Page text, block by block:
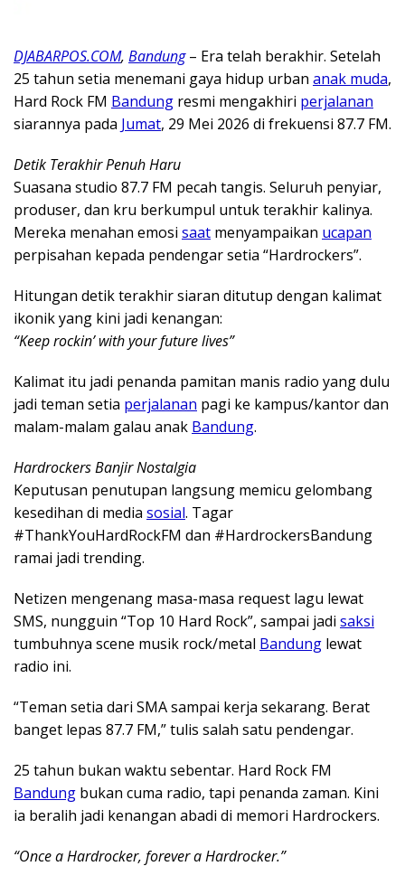
DJABARPOS.COM, Bandung– Era telah berakhir. Setelah
25 tahun setia menemani gaya hidup urban anak muda,
Hard Rock FM Bandung resmi mengakhiri perjalanan
siarannya pada Jumat, 29 Mei 2026 di frekuensi 87.7 FM.
Detik Terakhir Penuh Haru
Suasana studio 87.7 FM pecah tangis. Seluruh penyiar,
produser, dan kru berkumpul untuk terakhir kalinya.
Mereka menahan emosi saat menyampaikan ucapan
perpisahan kepada pendengar setia “Hardrockers”.
Hitungan detik terakhir siaran ditutup dengan kalimat
ikonik yang kini jadi kenangan:
“Keep rockin’ with your future lives”
Kalimat itu jadi penanda pamitan manis radio yang dulu
jadi teman setia perjalanan pagi ke kampus/kantor dan
malam-malam galau anak Bandung.
Hardrockers Banjir Nostalgia
Keputusan penutupan langsung memicu gelombang
kesedihan di media sosial. Tagar
#ThankYouHardRockFM dan #HardrockersBandung
ramai jadi trending.
Netizen mengenang masa-masa request lagu lewat
SMS, nungguin “Top 10 Hard Rock”, sampai jadi saksi
tumbuhnya scene musik rock/metal Bandung lewat
radio ini.
“Teman setia dari SMA sampai kerja sekarang. Berat
banget lepas 87.7 FM,” tulis salah satu pendengar.
25 tahun bukan waktu sebentar. Hard Rock FM
Bandung bukan cuma radio, tapi penanda zaman. Kini
ia beralih jadi kenangan abadi di memori Hardrockers.
“Once a Hardrocker, forever a Hardrocker.”